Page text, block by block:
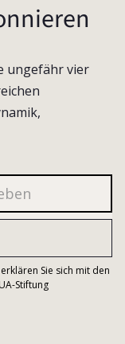
ungefähr vier
Sie sich mit den
Stiftung